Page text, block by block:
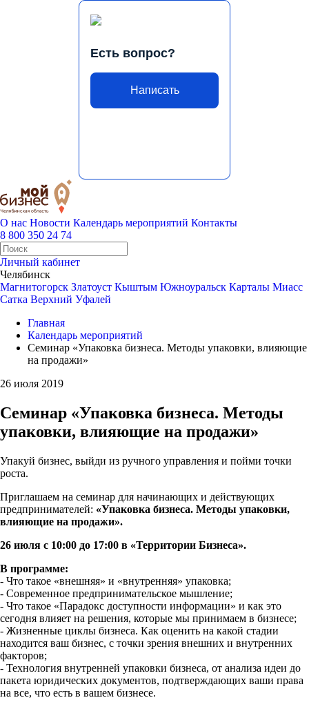
Есть вопрос?
Написать
О нас Новости Календарь мероприятий Контакты
8 800 350 24 74
Личный кабинет
Челябинск
Магнитогорск Златоуст Кыштым Южноуральск Карталы Миасс
Сатка Верхний Уфалей
Главная
Календарь мероприятий
Семинар «Упаковка бизнеса. Методы упаковки, влияющие
на продажи»
26 июля 2019
Семинар «Упаковка бизнеса. Методы
упаковки, влияющие на продажи»
Упакуй бизнес, выйди из ручного управления и пойми точки
роста.
Приглашаем на семинар для начинающих и действующих
предпринимателей: «Упаковка бизнеса. Методы упаковки,
влияющие на продажи».
26 июля с 10:00 до 17:00 в «Территории Бизнеса».
В программе:
- Что такое «внешняя» и «внутренняя» упаковка;
- Современное предпринимательское мышление;
- Что такое «Парадокс доступности информации» и как это
сегодня влияет на решения, которые мы принимаем в бизнесе;
- Жизненные циклы бизнеса. Как оценить на какой стадии
находится ваш бизнес, с точки зрения внешних и внутренних
факторов;
- Технология внутренней упаковки бизнеса, от анализа идеи до
пакета юридических документов, подтверждающих ваши права
на все, что есть в вашем бизнесе.